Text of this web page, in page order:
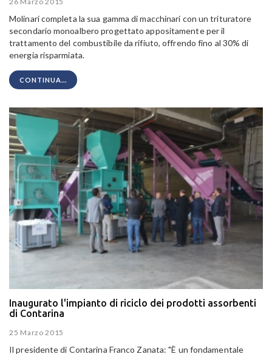
Molinari completa la sua gamma di macchinari con un trituratore
secondario monoalbero progettato appositamente per il
trattamento del combustibile da rifiuto, offrendo fino al 30% di
energia risparmiata.
CONTINUA...
Inaugurato l'impianto di riciclo dei prodotti assorbenti
di Contarina
25 Marzo 2015
Il presidente di Contarina Franco Zanata: "È un fondamentale